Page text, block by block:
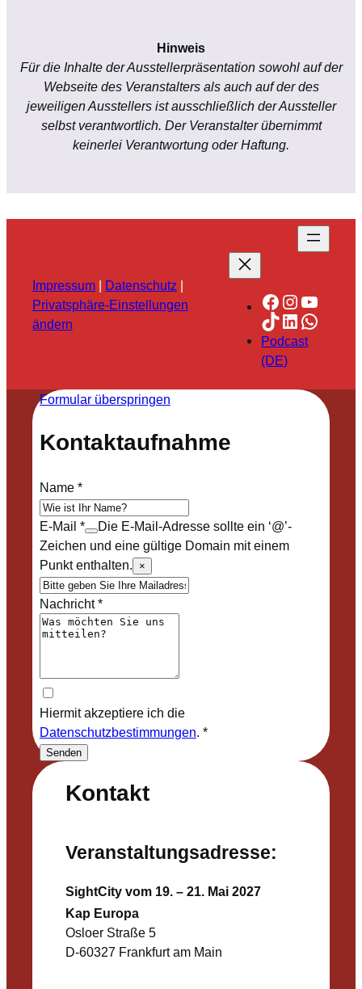
Hinweis
Für die Inhalte der Ausstellerpräsentation sowohl auf der
Webseite des Veranstalters als auch auf der des
jeweiligen Ausstellers ist ausschließlich der Aussteller
selbst verantwortlich. Der Veranstalter übernimmt
keinerlei Verantwortung oder Haftung.
Impressum | Datenschutz |
Privatsphäre-Einstellungen
ändern
Facebook
TikTok
LinkedIn
Podcast
(DE)
Kontakt
Veranstaltungsadresse:
SightCity vom 19. – 21. Mai 2027
Kap Europa
Osloer Straße 5
D-60327 Frankfurt am Main
Formular überspringen
Kontaktaufnahme
Name*
E-Mail *
Die E-Mail-Adresse sollte ein ‘@’-
Zeichen und eine gültige Domain mit einem
Punkt enthalten.
×
Nachricht*
Hiermit akzeptiere ich die
Datenschutzbestimmungen. *
Senden